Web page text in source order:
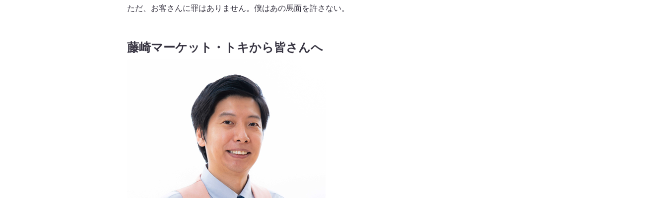
ただ、お客さんに罪はありません。僕はあの⾺⾯を許さない。
藤崎マーケット・トキから皆さんへ